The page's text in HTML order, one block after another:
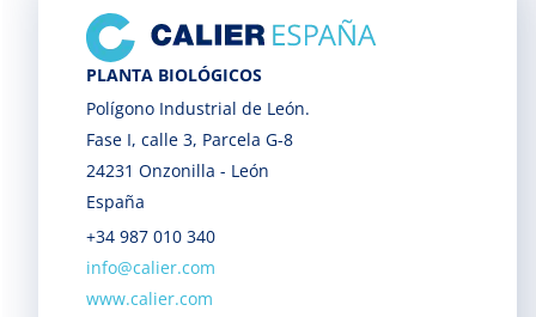
PLANTA BIOLÓGICOS
Polígono Industrial de León.
Fase I, calle 3, Parcela G-8
24231 Onzonilla - León
España
+34 987 010 340
info@calier.com
www.calier.com